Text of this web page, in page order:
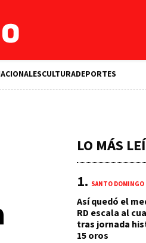
CULTURADEPORTES
LO MÁS
SANTO DOMINGO
Así quedó el
RD escala al
tras jornada
15 oros